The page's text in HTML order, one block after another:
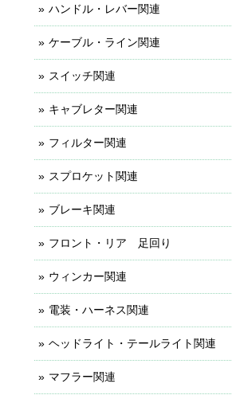
ハンドル・レバー関連
ケーブル・ライン関連
スイッチ関連
キャブレター関連
フィルター関連
スプロケット関連
ブレーキ関連
フロント・リア 足回り
ウィンカー関連
電装・ハーネス関連
ヘッドライト・テールライト関連
マフラー関連